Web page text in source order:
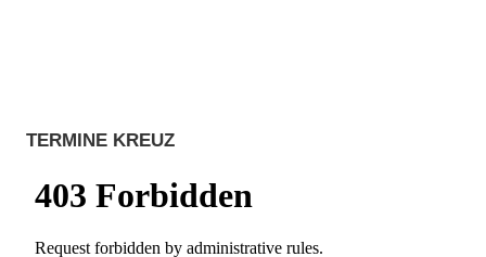
TERMINE KREUZ